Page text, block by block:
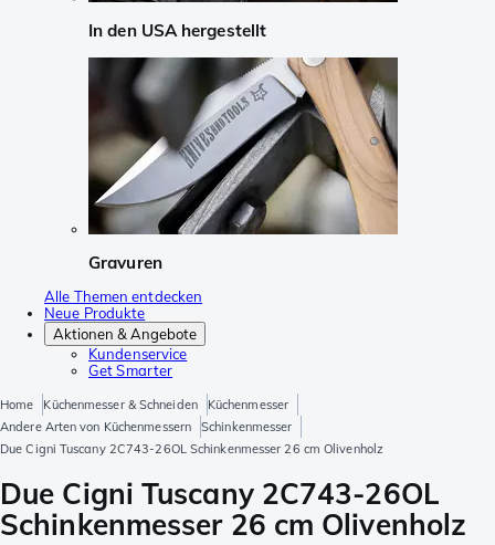
In den USA hergestellt
Gravuren
Alle Themen entdecken
Neue Produkte
Aktionen & Angebote
Kundenservice
Get Smarter
Home Küchenmesser & Schneiden
Küchenmesser
Andere Arten von Küchenmessern
Schinkenmesser
Due Cigni Tuscany 2C743-26OL Schinkenmesser 26 cm Olivenholz
Due Cigni Tuscany 2C743-26OL
Schinkenmesser 26 cm Olivenholz